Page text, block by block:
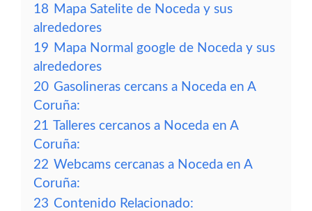
18 Mapa Satelite de Noceda y sus
alrededores
19 Mapa Normal google de Noceda y sus
alrededores
20 Gasolineras cercans a Noceda en A
Coruña:
21 Talleres cercanos a Noceda en A
Coruña:
22 Webcams cercanas a Noceda en A
Coruña:
23 Contenido Relacionado: